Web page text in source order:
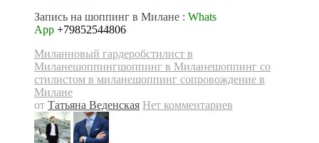
Запись на шоппинг в Милане : Whats
App +79852544806
Миланновый гардеробстилист в
Миланешоппингшоппинг в Миланешоппинг со
стилистом в миланешоппинг сопровождение в
Милане
от Татьяна Веденская Нет комментариев